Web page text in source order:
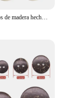
Botones redondos de madera hechos a mano, accesorios para ropa, manualidades DIY, 50/100 piezas, 15/20/25mm